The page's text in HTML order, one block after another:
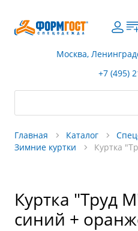
Москва,
+7 (495)
Главная Каталог
Зимние куртки
Куртка
Куртка "Труд
синий +